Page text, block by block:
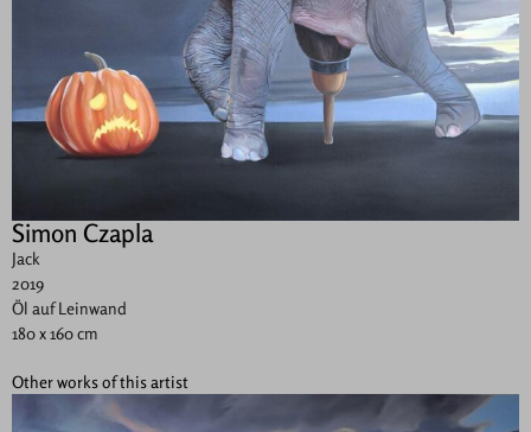
Simon Czapla
Jack
2019
Öl auf Leinwand
180 x 160 cm
Other works of this artist